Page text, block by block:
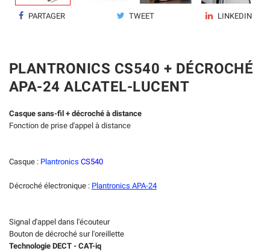
PARTAGER TWEET LINKEDIN
PLANTRONICS CS540 + DÉCROCHÉ
APA-24 ALCATEL-LUCENT
Casque sans-fil + décroché à distance
Fonction de prise d'appel à distance
Casque : Plantronics CS540
Décroché électronique : Plantronics APA-24
Signal d'appel dans l'écouteur
Bouton de décroché sur l'oreillette
Technologie DECT - CAT-iq